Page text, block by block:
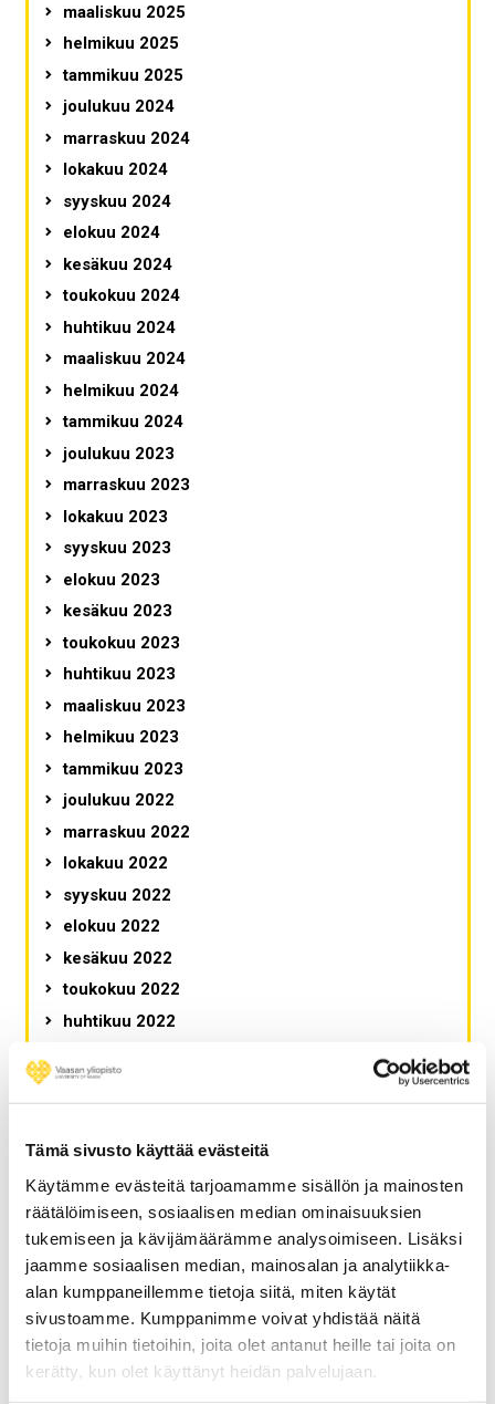
Tämä sivusto käyttää evästeitä
Käytämme evästeitä tarjoamamme sisällön ja mainosten
räätälöimiseen, sosiaalisen median ominaisuuksien
tukemiseen ja kävijämäärämme analysoimiseen. Lisäksi
jaamme sosiaalisen median, mainosalan ja analytiikka-
alan kumppaneillemme tietoja siitä, miten käytät
sivustoamme. Kumppanimme voivat yhdistää näitä
tietoja muihin tietoihin, joita olet antanut heille tai joita on
kerätty, kun olet käyttänyt heidän palvelujaan.
maaliskuu 2025
helmikuu 2025
tammikuu 2025
joulukuu 2024
marraskuu 2024
lokakuu 2024
syyskuu 2024
elokuu 2024
kesäkuu 2024
toukokuu 2024
huhtikuu 2024
maaliskuu 2024
helmikuu 2024
tammikuu 2024
joulukuu 2023
marraskuu 2023
lokakuu 2023
syyskuu 2023
elokuu 2023
kesäkuu 2023
toukokuu 2023
huhtikuu 2023
maaliskuu 2023
helmikuu 2023
tammikuu 2023
joulukuu 2022
marraskuu 2022
lokakuu 2022
syyskuu 2022
elokuu 2022
kesäkuu 2022
toukokuu 2022
huhtikuu 2022
helmikuu 2022
joulukuu 2021
marraskuu 2021
lokakuu 2021
syyskuu 2021
elokuu 2021
kesäkuu 2021
toukokuu 2021
huhtikuu 2021
maaliskuu 2021